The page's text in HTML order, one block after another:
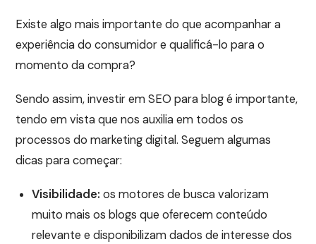
Existe algo mais importante do que acompanhar a
experiência do consumidor e qualificá-lo para o
momento da compra?
Sendo assim, investir em SEO para blog é importante,
tendo em vista que nos auxilia em todos os
processos do marketing digital. Seguem algumas
dicas para começar:
Visibilidade: os motores de busca valorizam
muito mais os blogs que oferecem conteúdo
relevante e disponibilizam dados de interesse dos